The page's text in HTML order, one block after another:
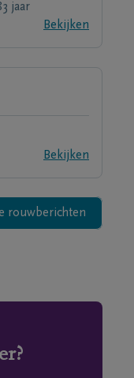
jaar
Bekijken
Bekijken
rouwberichten